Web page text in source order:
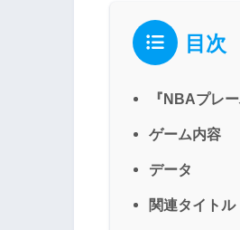
目次
『NBAプレ
ゲーム内容
データ
関連タイトル